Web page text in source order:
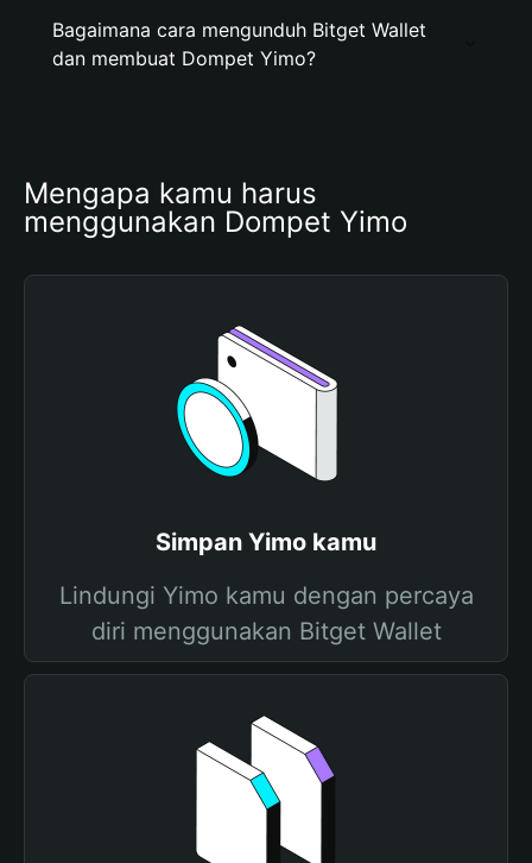
Bagaimana cara mengunduh Bitget Wallet
dan membuat Dompet Yimo?
Mengapa kamu harus
menggunakan Dompet Yimo
Simpan Yimo kamu
Lindungi Yimo kamu dengan percaya
diri menggunakan Bitget Wallet